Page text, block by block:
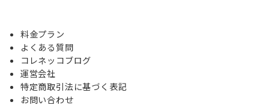
料金プラン
よくある質問
コレネッコブログ
運営会社
特定商取引法に基づく表記
お問い合わせ